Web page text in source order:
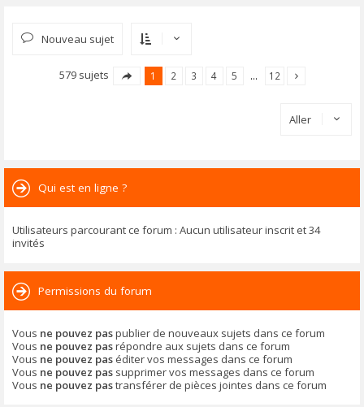
Nouveau sujet
579 sujets 1 2 3 4 5 … 12
Aller
Qui est en ligne ?
Utilisateurs parcourant ce forum : Aucun utilisateur inscrit et 34
invités
Permissions du forum
Vous ne pouvez paspublier de nouveaux sujets dans ce forum
Vous ne pouvez pasrépondre aux sujets dans ce forum
Vous ne pouvez pas éditer vos messages dans ce forum
Vous ne pouvez pas supprimer vos messages dans ce forum
Vous ne pouvez pastransférer de pièces jointes dans ce forum